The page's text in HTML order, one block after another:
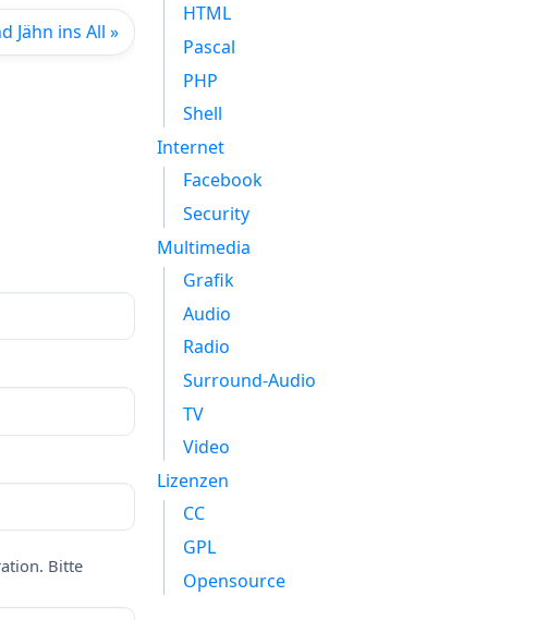
Jähn ins All »
Bitte
HTML
Pascal
PHP
Shell
Internet
Facebook
Security
Multimedia
Grafik
Audio
Radio
Surround-Audio
TV
Video
Lizenzen
CC
GPL
Opensource